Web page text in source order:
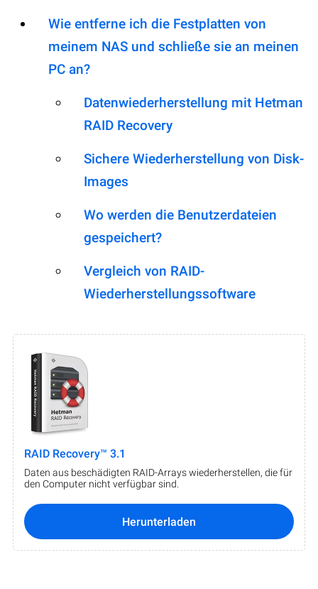
Wie entferne ich die Festplatten von
meinem NAS und schließe sie an meinen
PC an?
Datenwiederherstellung mit Hetman
RAID Recovery
Sichere Wiederherstellung von Disk-
Images
Wo werden die Benutzerdateien
gespeichert?
Vergleich von RAID-
Wiederherstellungssoftware
RAID Recovery™ 3.1
Daten aus beschädigten RAID-Arrays wiederherstellen, die für
den Computer nicht verfügbar sind.
Herunterladen